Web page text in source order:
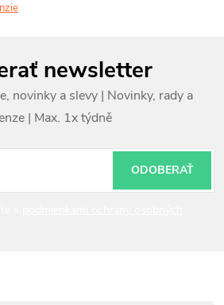
newsletter
ODOBERAŤ